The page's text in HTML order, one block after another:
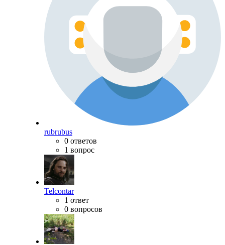
rubrubus
0 ответов
1 вопрос
Telcontar
1 ответ
0 вопросов